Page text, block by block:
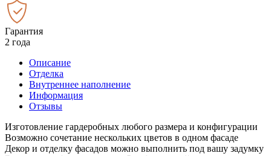
Гарантия
2 года
Описание
Отделка
Внутреннее наполнение
Информация
Отзывы
Изготовление гардеробных любого размера и конфигурации
Возможно сочетание нескольких цветов в одном фасаде
Декор и отделку фасадов можно выполнить под вашу задумку